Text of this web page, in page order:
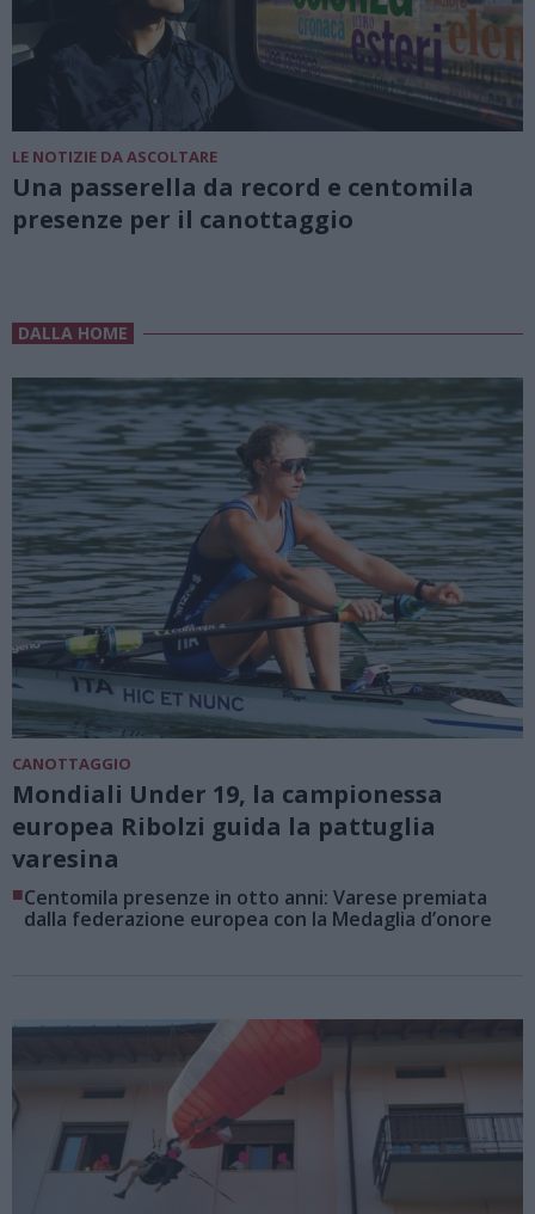
LE NOTIZIE DA ASCOLTARE
Una passerella da record e centomila
presenze per il canottaggio
DALLA HOME
CANOTTAGGIO
Mondiali Under 19, la campionessa
europea Ribolzi guida la pattuglia
varesina
■Centomila presenze in otto anni: Varese premiata
dalla federazione europea con la Medaglia d’onore